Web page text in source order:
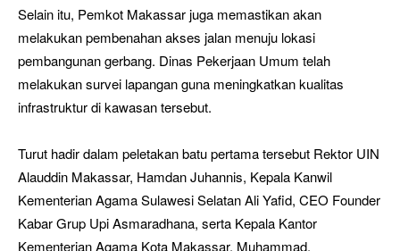
Selain itu, Pemkot Makassar juga memastikan akan
melakukan pembenahan akses jalan menuju lokasi
pembangunan gerbang. Dinas Pekerjaan Umum telah
melakukan survei lapangan guna meningkatkan kualitas
infrastruktur di kawasan tersebut.
Turut hadir dalam peletakan batu pertama tersebut Rektor UIN
Alauddin Makassar, Hamdan Juhannis, Kepala Kanwil
Kementerian Agama Sulawesi Selatan Ali Yafid, CEO Founder
Kabar Grup Upi Asmaradhana, serta Kepala Kantor
Kementerian Agama Kota Makassar, Muhammad.